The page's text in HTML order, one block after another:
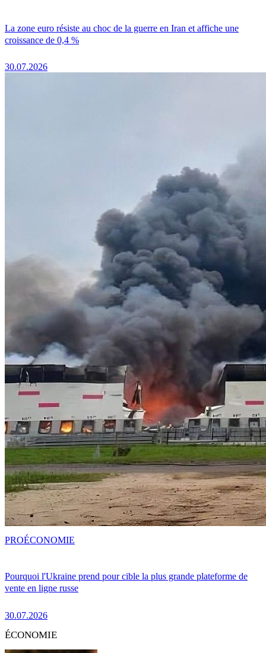
La zone euro résiste au choc de la guerre en Iran et affiche une
croissance de 0,4 %
30.07.2026
Pourquoi l'Ukraine prend pour cible la plus grande plateforme de
vente en ligne russe
30.07.2026
PROÉCONOMIE
ÉCONOMIE